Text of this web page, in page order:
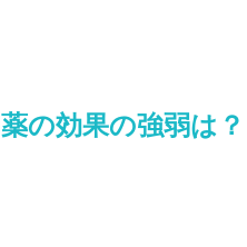
の効果の強弱は？